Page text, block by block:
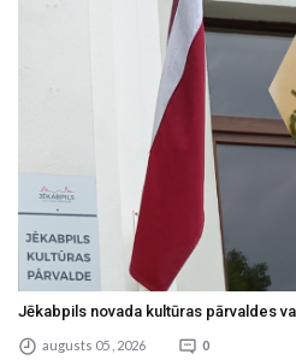
Jēkabpils novada kultūras pārvaldes
augusts 05 , 2026 0